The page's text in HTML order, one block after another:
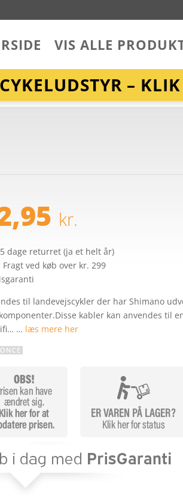
VIS ALLE
–
kr.
dage returret (ja et helt år)
ved køb over kr. 299
til landevejscykler der har Shimano
kabler kan anvendes til
… læs mere her